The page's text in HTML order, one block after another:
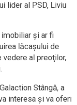
lider al PSD, Liviu
şi ar fi
lăcaşului de
vedere al preoţilor,
Stângă, a
interesa şi va oferi